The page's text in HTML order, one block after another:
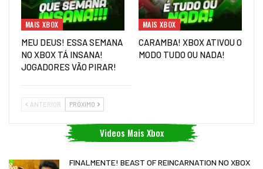
MAIS XBOX
MEU DEUS! ESSA SEMANA
NO XBOX TÁ INSANA!
JOGADORES VÃO PIRAR!
MAIS XBOX
CARAMBA! XBOX ATIVOU O
MODO TUDO OU NADA!
ANTERIOR PRÓXIMO
Videos Mais Xbox
FINALMENTE! BEAST OF REINCARNATION NO XBOX